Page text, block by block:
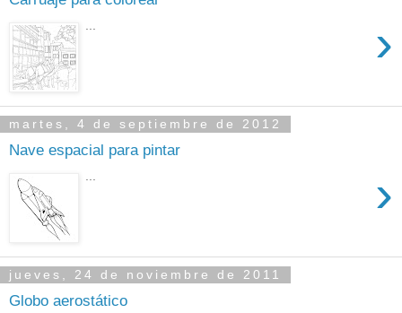
›
martes, 4 de septiembre de 2012
Nave espacial para pintar
›
jueves, 24 de noviembre de 2011
Globo aerostático